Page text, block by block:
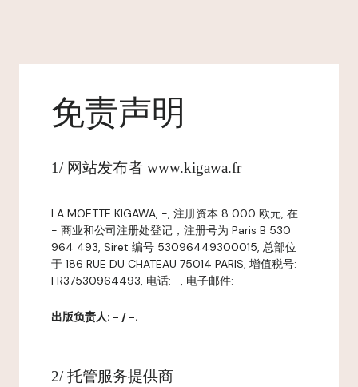
免责声明
1/ 网站发布者 www.kigawa.fr
LA MOETTE KIGAWA, -, 注册资本 8 000 欧元, 在
- 商业和公司注册处登记，注册号为 Paris B 530
964 493, Siret 编号 53096449300015, 总部位
于 186 RUE DU CHATEAU 75014 PARIS, 增值税号:
FR37530964493, 电话: -, 电子邮件: -
出版负责人: - / -.
2/ 托管服务提供商